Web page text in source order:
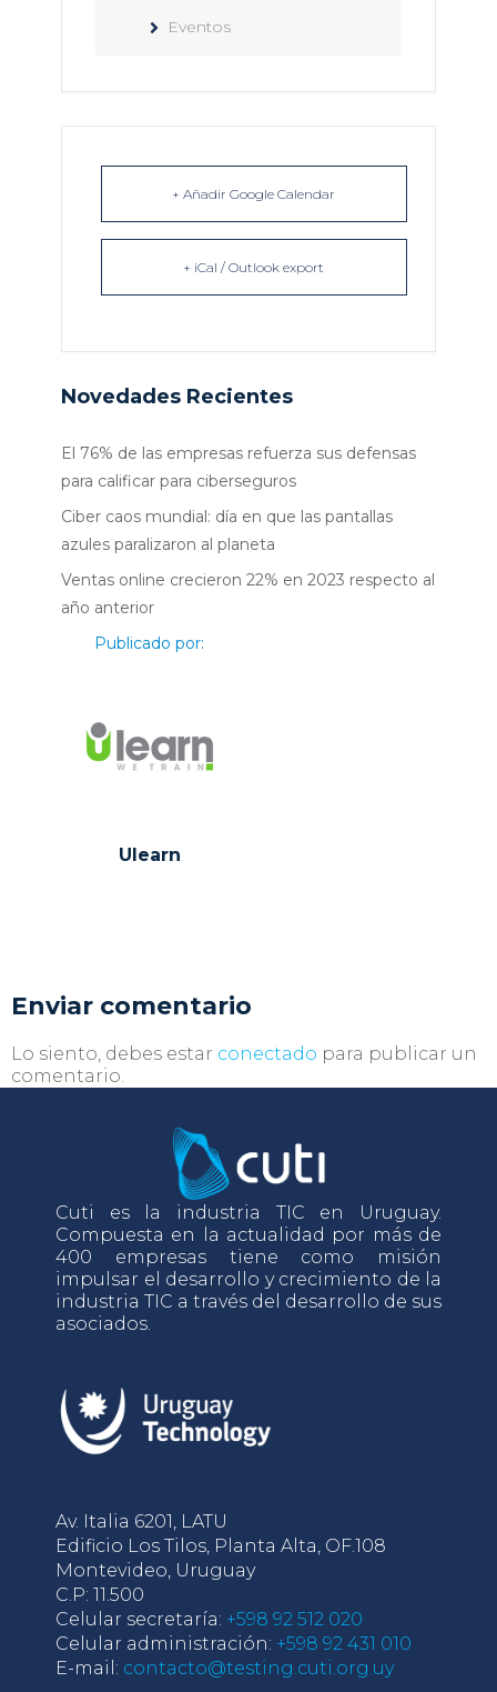
Eventos
+ Añadir Google Calendar
+ iCal / Outlook export
Novedades Recientes
El 76% de las empresas refuerza sus defensas
para calificar para ciberseguros
Ciber caos mundial: día en que las pantallas
azules paralizaron al planeta
Ventas online crecieron 22% en 2023 respecto al
año anterior
Publicado por:
Ulearn
Enviar comentario
Lo siento, debes estar conectado para publicar un
comentario.
Cuti es la industria TIC en Uruguay.
Compuesta en la actualidad por más de
400 empresas tiene como misión
impulsar el desarrollo y crecimiento de la
industria TIC a través del desarrollo de sus
asociados.
Av. Italia 6201, LATU
Edificio Los Tilos, Planta Alta, OF.108
Montevideo, Uruguay
C.P: 11.500
Celular secretaría: +598 92 512 020
Celular administración: +598 92 431 010
E-mail: contacto@testing.cuti.org.uy